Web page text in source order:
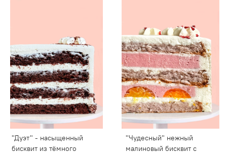
"Дуэт" - насыщенный
бисквит из тёмного
"Чудесный" нежный
малиновый бисквит с